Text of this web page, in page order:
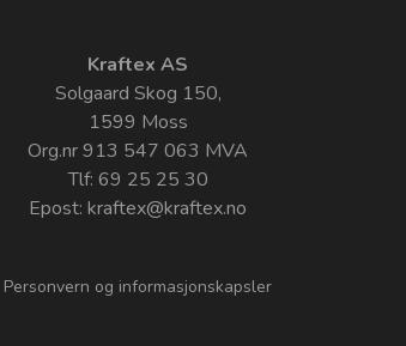
Kraftex AS
Solgaard Skog 150,
1599 Moss
Org.nr 913 547 063 MVA
Tlf: 69 25 25 30
Epost: kraftex@kraftex.no
Personvern og informasjonskapsler